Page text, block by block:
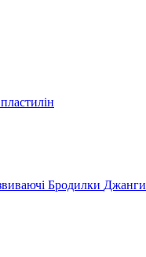
Бродилки Джанги